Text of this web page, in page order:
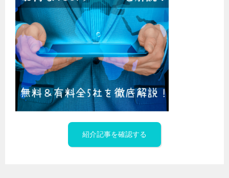
紹介記事を確認する